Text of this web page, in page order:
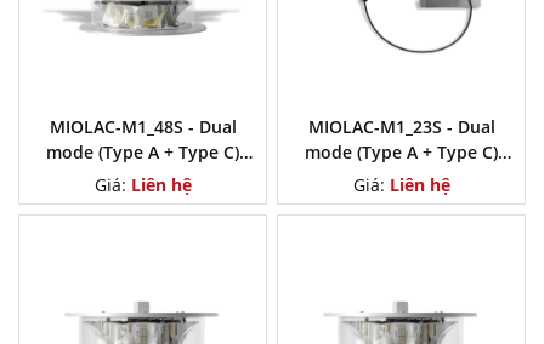
MIOLAC-M1_48S - Dual
mode (Type A + Type C)
Obstruction Light, Medium
Intensity
Giá: Liên hệ
MIOLAC-M1_23S - Dual
mode (Type A + Type C)
Obstruction Light, Medium
Intensity
Giá: Liên hệ